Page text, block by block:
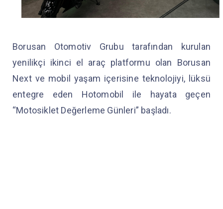
Borusan Otomotiv Grubu tarafından kurulan
yenilikçi ikinci el araç platformu olan Borusan
Next ve mobil yaşam içerisine teknolojiyi, lüksü
entegre eden Hotomobil ile hayata geçen
“Motosiklet Değerleme Günleri” başladı.